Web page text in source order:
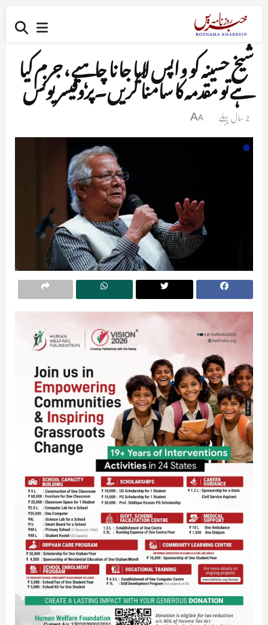
شیخ حسینہ کو واپس لایا جا نا چاہیے ، جرم کیا
ہے تو مقدمہ کا سامنا کریں ۔پروفیسر یونس
2 سال پہلے A
A